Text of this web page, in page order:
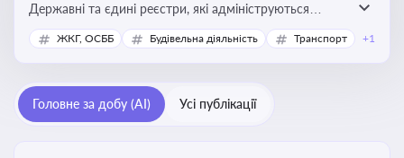
Державні та єдині реєстри, які адмініструються
Мінюстом України, і є ключовими інструментами для
юридичного захисту, ідентифікації прав, та
сімейних та майнових відносин
ЖКГ, ОСББ Будівельна діяльність Транспорт +1
Головне за добу (AI) Усі публікації